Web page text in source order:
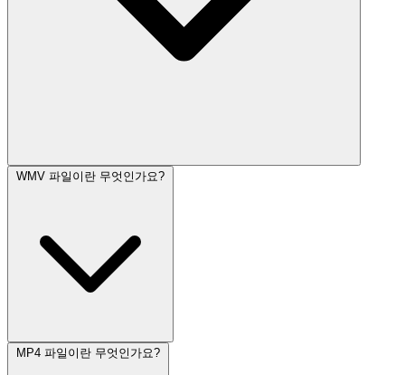
WMV 파일이란 무엇인가요?
MP4 파일이란 무엇인가요?